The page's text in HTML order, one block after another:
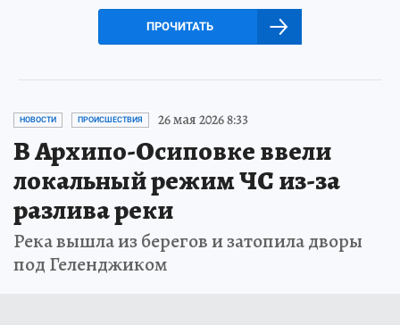
ПРОЧИТАТЬ
НОВОСТИ ПРОИСШЕСТВИЯ 26 мая 2026 8:33
В Архипо-Осиповке ввели
локальный режим ЧС из-за
разлива реки
Река вышла из берегов и затопила дворы
под Геленджиком